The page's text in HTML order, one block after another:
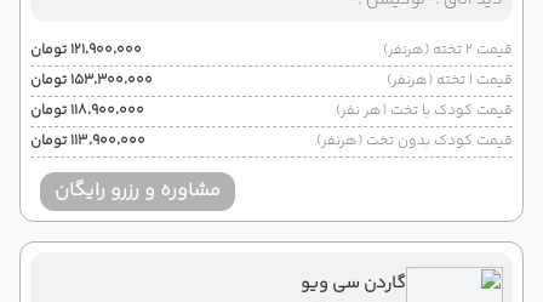
قیمت 2 تخته (هرنفر)
۱۲۱٬۹۰۰٬۰۰۰ تومان
قیمت 1 تخته (هرنفر)
۱۵۳٬۳۰۰٬۰۰۰ تومان
قیمت کودک با تخت (هر نفر)
۱۱۸٬۹۰۰٬۰۰۰ تومان
قیمت کودک بدون تخت (هرنفر)
۱۱۳٬۹۰۰٬۰۰۰ تومان
مشاوره و رزرو رایگان
گاردن سی ویو